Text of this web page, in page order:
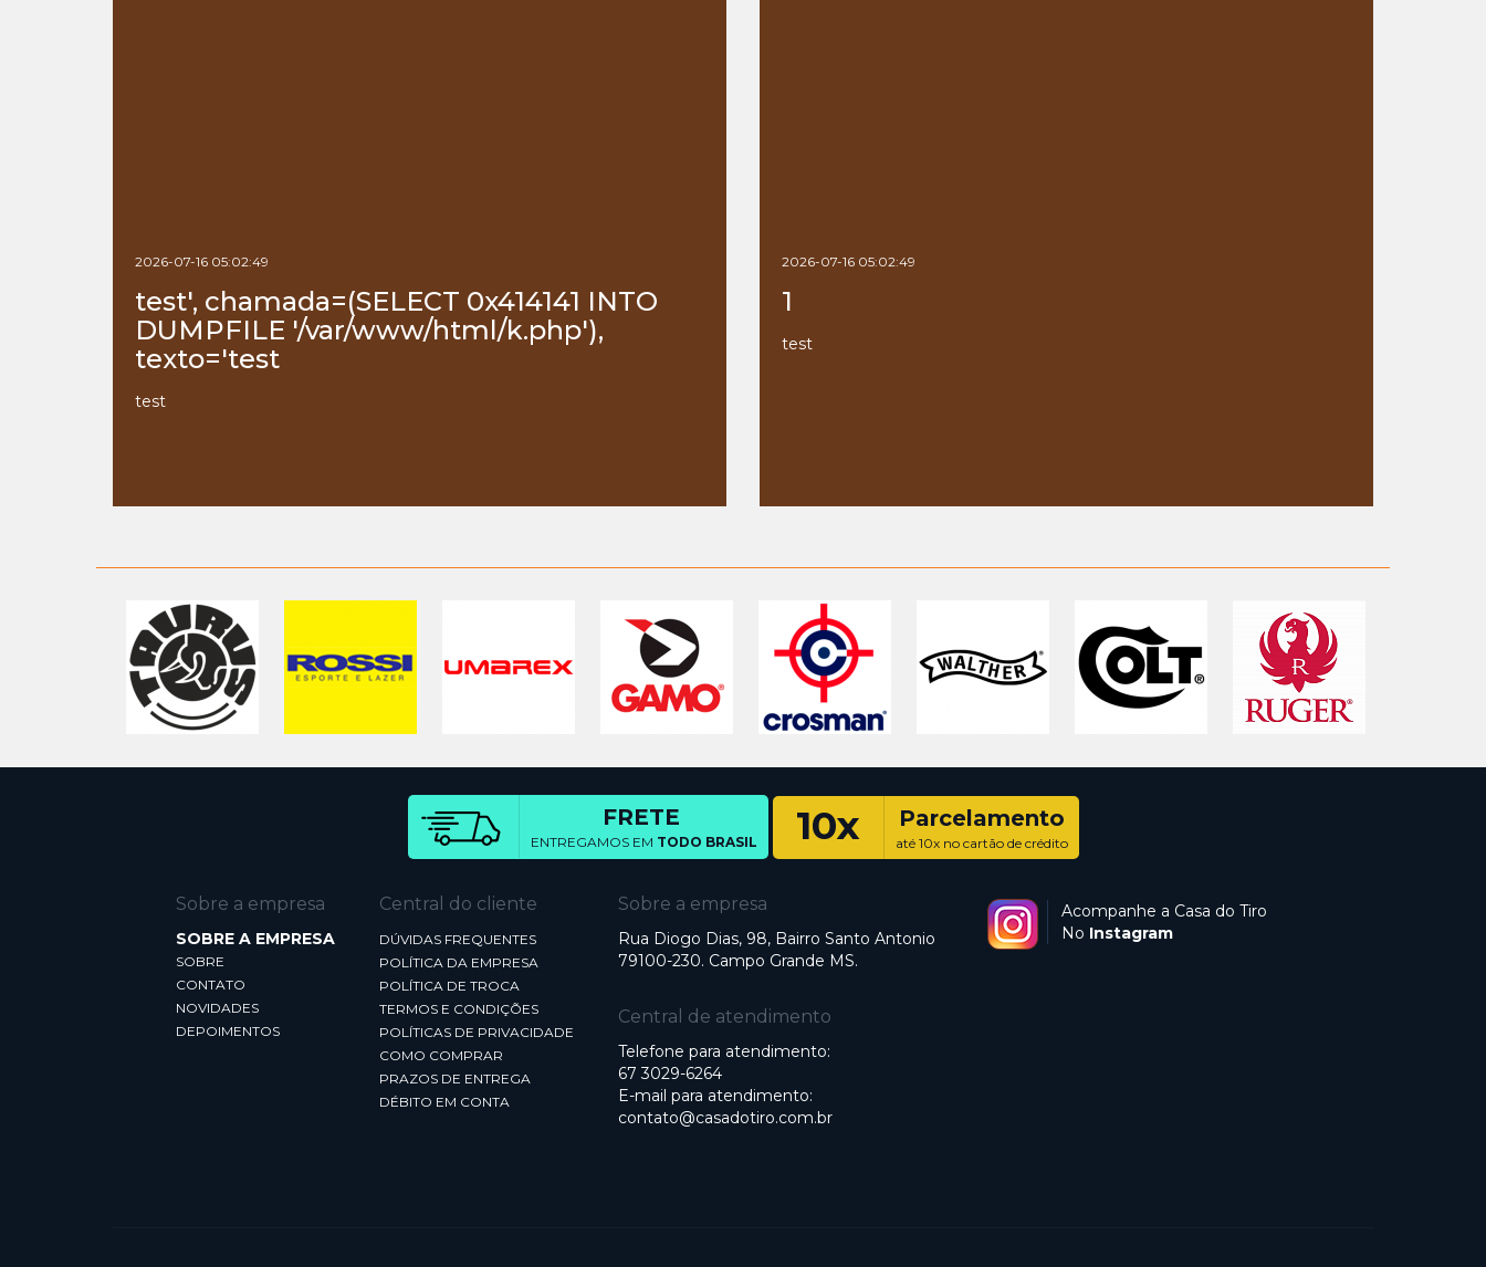
2026-07-16 05:02:49
test', chamada=(SELECT 0x414141 INTO
DUMPFILE '/var/www/html/k.php'),
texto='test
test
2026-07-16 05:02:49
1
test
FRETE
ENTREGAMOS EM TODO BRASIL 10x Parcelamento
até 10x no cartão de crédito
Sobre a empresa
SOBRE A EMPRESA
SOBRE
CONTATO
NOVIDADES
DEPOIMENTOS
Central do cliente
DÚVIDAS FREQUENTES
POLÍTICA DA EMPRESA
POLÍTICA DE TROCA
TERMOS E CONDIÇÕES
POLÍTICAS DE PRIVACIDADE
COMO COMPRAR
PRAZOS DE ENTREGA
DÉBITO EM CONTA
Sobre a empresa
Rua Diogo Dias, 98, Bairro Santo Antonio
79100-230. Campo Grande MS.
Central de atendimento
Telefone para atendimento:
67 3029-6264
E-mail para atendimento:
contato@casadotiro.com.br
Acompanhe a Casa do Tiro
No Instagram